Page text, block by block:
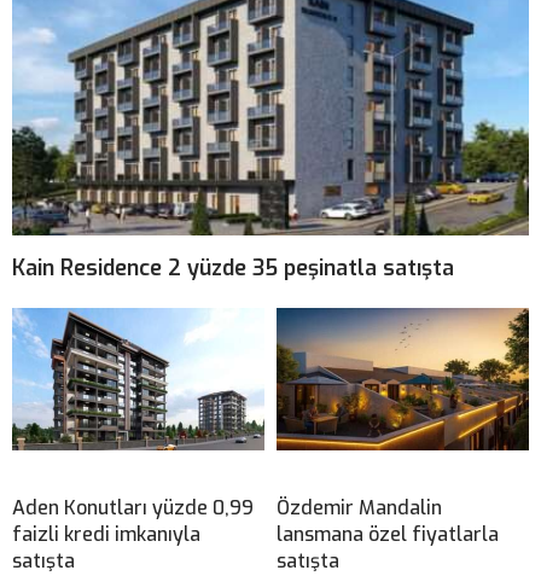
Kain Residence 2 yüzde 35 peşinatla satışta
Aden Konutları yüzde 0,99
faizli kredi imkanıyla
satışta
Özdemir Mandalin
lansmana özel fiyatlarla
satışta